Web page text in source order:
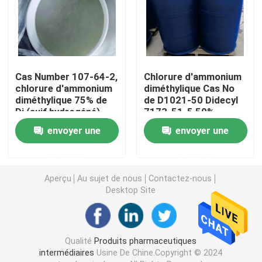
Agent tensio-actif ampholytique
Plastifiant
Alcoxy phosphate organique
Agent anti-mousse
Moussant chimique
Demulsifier chimique
Cas Number 107-64-2,
chlorure d'ammonium
diméthylique 75% de
Di (suif hydrogéné)
envoyer une
Chlorure d'ammonium
diméthylique Cas No
de D1021-50 Didecyl
7173-51-5 50%,
D10DAC-50
envoyer une
Aperçu Au sujet de nous
Contactez-nous
Desktop Site
Qualité Produits pharmaceutiques
intermédiaires Usine De Chine.Copyright © 2024